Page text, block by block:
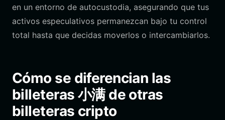
en un entorno de autocustodia, asegurando que tus
activos especulativos permanezcan bajo tu control
total hasta que decidas moverlos o intercambiarlos.
Cómo se diferencian las
billeteras 小满 de otras
billeteras cripto